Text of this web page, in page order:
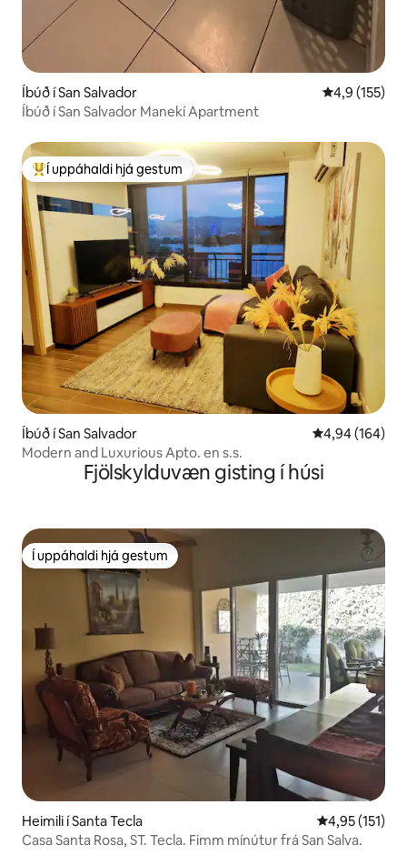
Íbúð í San Salvador 4,9 af 5 í
4,9 (155)
Íbúð í San Salvador Manekí Apartment
Í mestu uppáhaldi hjá gestum
Í uppáhaldi hjá gestum
Íbúð í San Salvador 4,94 af 5 í
4,94 (164)
Modern and Luxurious Apto. en s.s.
Fjölskylduvæn gisting í húsi
Í uppáhaldi hjá gestum
Í uppáhaldi hjá gestum
Heimili í Santa Tecla 4,95 af 5 í
4,95 (151)
Casa Santa Rosa, ST. Tecla. Fimm mínútur frá San Salva.